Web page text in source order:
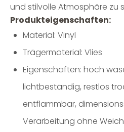
und stilvolle Atmosphäre zu
Produkteigenschaften:
Material: Vinyl
Trägermaterial: Vlies
Eigenschaften: hoch
lichtbeständig, restlos
entflammbar,
Verarbeitung ohne